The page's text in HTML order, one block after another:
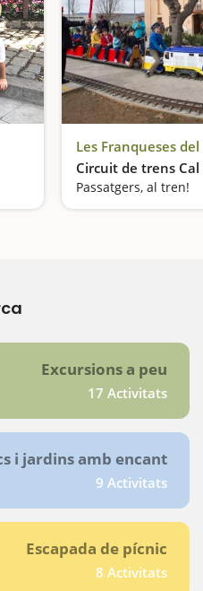
Les Franqueses del
Circuit de trens
Passatgers, al tren!
Excursions a peu
17 Activitats
i jardins amb encant
9 Activitats
Escapada de pícnic
8 Activitats